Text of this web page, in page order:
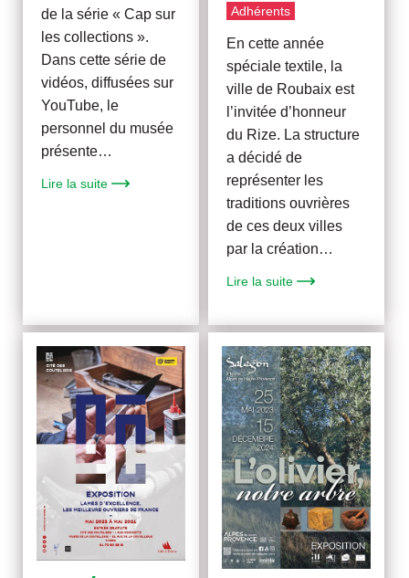
de la série « Cap sur
les collections ».
Dans cette série de
vidéos, diffusées sur
YouTube, le
personnel du musée
présente…
Lire la suite
Adhérents
En cette année
spéciale textile, la
ville de Roubaix est
l’invitée d’honneur
du Rize. La structure
a décidé de
représenter les
traditions ouvrières
de ces deux villes
par la création…
Lire la suite